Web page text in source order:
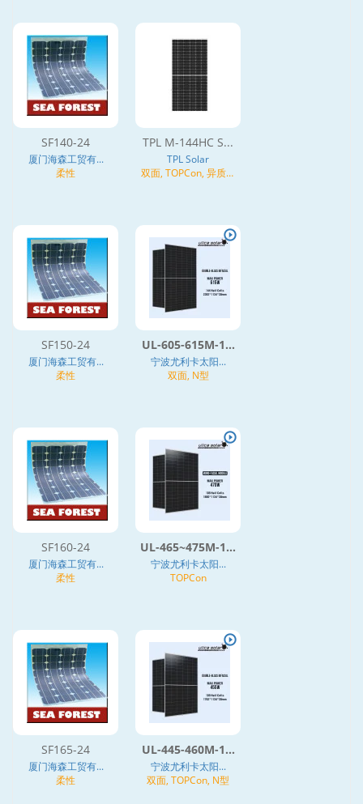
SF140-24
厦门海森工贸有...
柔性
TPL M-144HC S...
TPL Solar
双面, TOPCon, 异质结
SF150-24
厦门海森工贸有...
柔性
UL-605-615M-1...
宁波尤利卡太阳...
双面, N型
SF160-24
厦门海森工贸有...
柔性
UL-465~475M-1...
宁波尤利卡太阳...
TOPCon
SF165-24
厦门海森工贸有...
柔性
UL-445-460M-1...
宁波尤利卡太阳...
双面, TOPCon, N型